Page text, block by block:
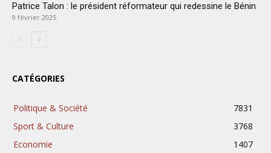
Patrice Talon : le président réformateur qui redessine le Bénin
9 février 2025
CATÉGORIES
Politique & Société
7831
Sport & Culture
3768
Economie
1407